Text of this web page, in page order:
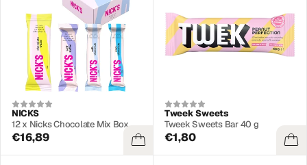
NICKS
12 x Nicks Chocolate Mix Box
€16,89
Tweek Sweets
Tweek Sweets Bar 40 g
€1,80